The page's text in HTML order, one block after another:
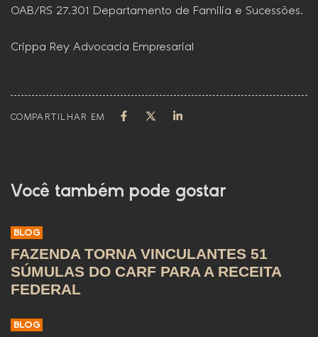
OAB/RS 27.301 Departamento de Familia e Sucessões.
Crippa Rey Advocacia Empresarial
COMPARTILHAR EM
Você também pode gostar
BLOG
FAZENDA TORNA VINCULANTES 51
SÚMULAS DO CARF PARA A RECEITA
FEDERAL
BLOG